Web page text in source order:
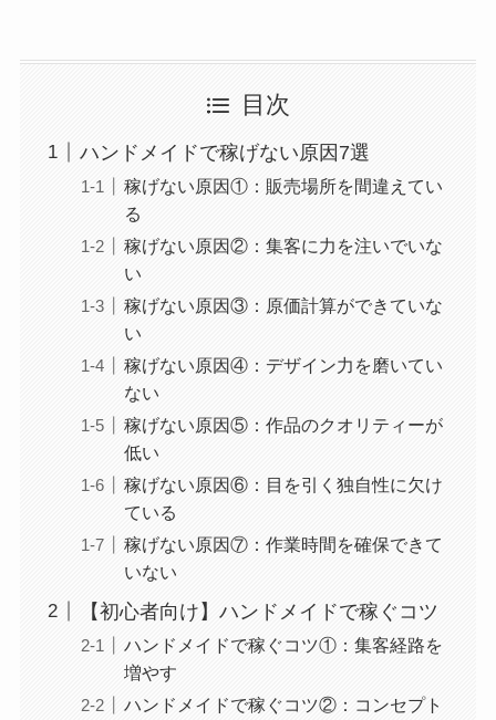
目次
ハンドメイドで稼げない原因7選
稼げない原因①：販売場所を間違えてい
る
稼げない原因②：集客に力を注いでいな
い
稼げない原因③：原価計算ができていな
い
稼げない原因④：デザイン力を磨いてい
ない
稼げない原因⑤：作品のクオリティーが
低い
稼げない原因⑥：目を引く独自性に欠け
ている
稼げない原因⑦：作業時間を確保できて
いない
【初心者向け】ハンドメイドで稼ぐコツ
ハンドメイドで稼ぐコツ①：集客経路を
増やす
ハンドメイドで稼ぐコツ②：コンセプト